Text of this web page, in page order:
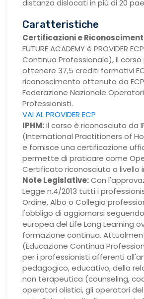
distanza dislocati in più di 20
Caratteristiche
Certificazioni e Riconoscimenti
FUTURE ACADEMY è PROVIDER
Continua Professionale), il
ottenere 37,5 crediti formativi
riconoscimento ottenuto da ECP
Federazione Nazionale
Professionisti.
VAI AL PROVIDER ECP
IPHM:il corso è riconosciuto da
(International Practitioners of
e fornisce una certificazione
permette di praticare come
Certificato riconosciuto a livello
Note Legislative:Con
Legge n.4/2013 tutti i
Ordine, Albo o Collegio
l'obbligo di aggiornarsi
europea del Life Long Learning
formazione continua.
(Educazione Continua
per i professionisti afferenti
pedagogico, educativo, della
non terapeutica (counseling,
operatori olistici, gli operatori